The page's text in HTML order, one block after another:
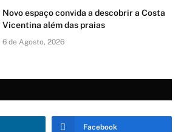
Novo espaço convida a descobrir a Costa
Vicentina além das praias
6 de Agosto, 2026
Facebook